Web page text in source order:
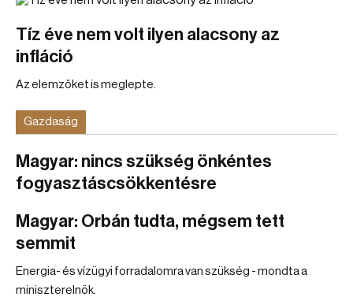
Tíz éve nem volt ilyen alacsony az
infláció
Az elemzőket is meglepte.
Gazdaság
Magyar: nincs szükség önkéntes
fogyasztáscsökkentésre
Magyar: Orbán tudta, mégsem tett
semmit
Energia- és vízügyi forradalomra van szükség - mondta a
miniszterelnök.